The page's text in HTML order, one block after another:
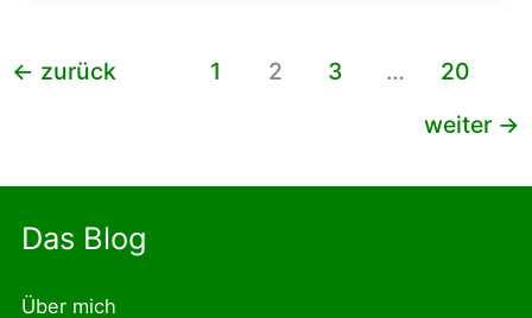
← zurück 1 2 3 …
20
weiter →
Das Blog
Über mich